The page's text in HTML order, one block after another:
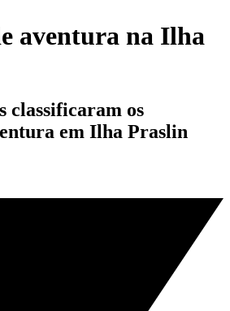
aventura na Ilha
classificaram os
em Ilha Praslin